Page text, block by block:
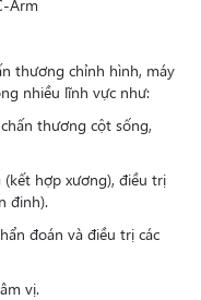
thương chỉnh hình, máy
nhiều lĩnh vực như:
thương cột sống,
hợp xương), điều trị
đinh).
đoán và điều trị các
vị.